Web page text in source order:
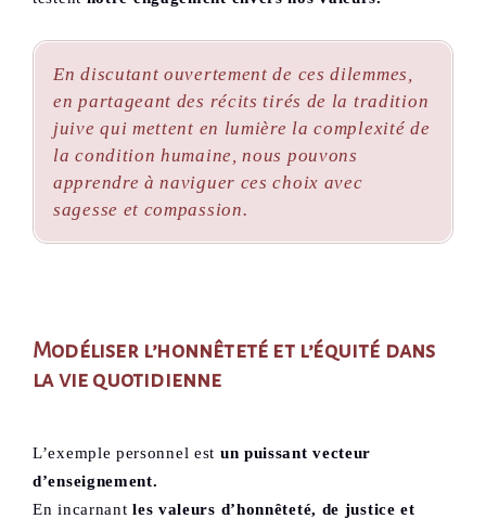
En discutant ouvertement de ces dilemmes,
en partageant des récits tirés de la tradition
juive qui mettent en lumière la complexité de
la condition humaine, nous pouvons
apprendre à naviguer ces choix avec
sagesse et compassion.
Modéliser l’honnêteté et l’équité dans
la vie quotidienne
L’exemple personnel est un puissant vecteur
d’enseignement.
En incarnantles valeurs d’honnêteté, de justice et